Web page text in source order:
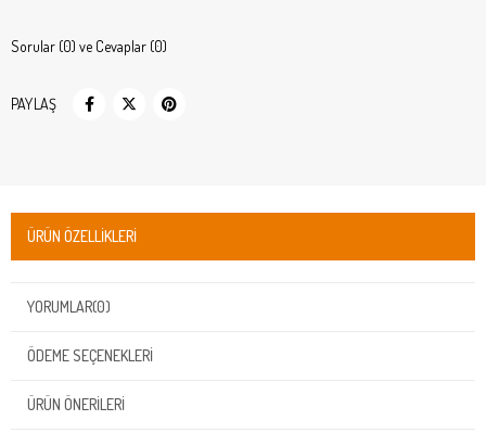
Sorular (0) ve Cevaplar (0)
PAYLAŞ
ÜRÜN ÖZELLIKLERI
YORUMLAR(0)
ÖDEME SEÇENEKLERI
ÜRÜN ÖNERILERI